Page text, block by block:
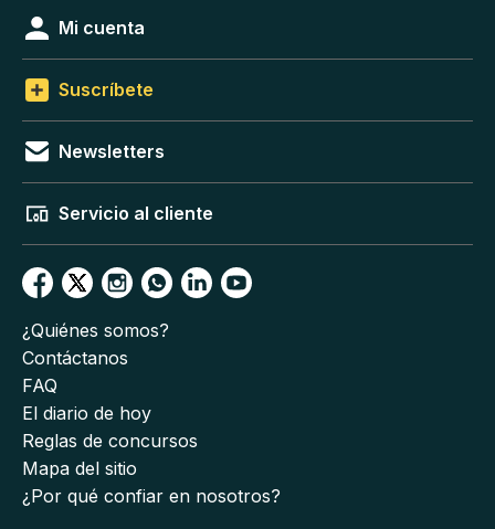
Mi cuenta
Suscríbete
Newsletters
Servicio al cliente
¿Quiénes somos?
Contáctanos
FAQ
El diario de hoy
Reglas de concursos
Mapa del sitio
¿Por qué confiar en nosotros?